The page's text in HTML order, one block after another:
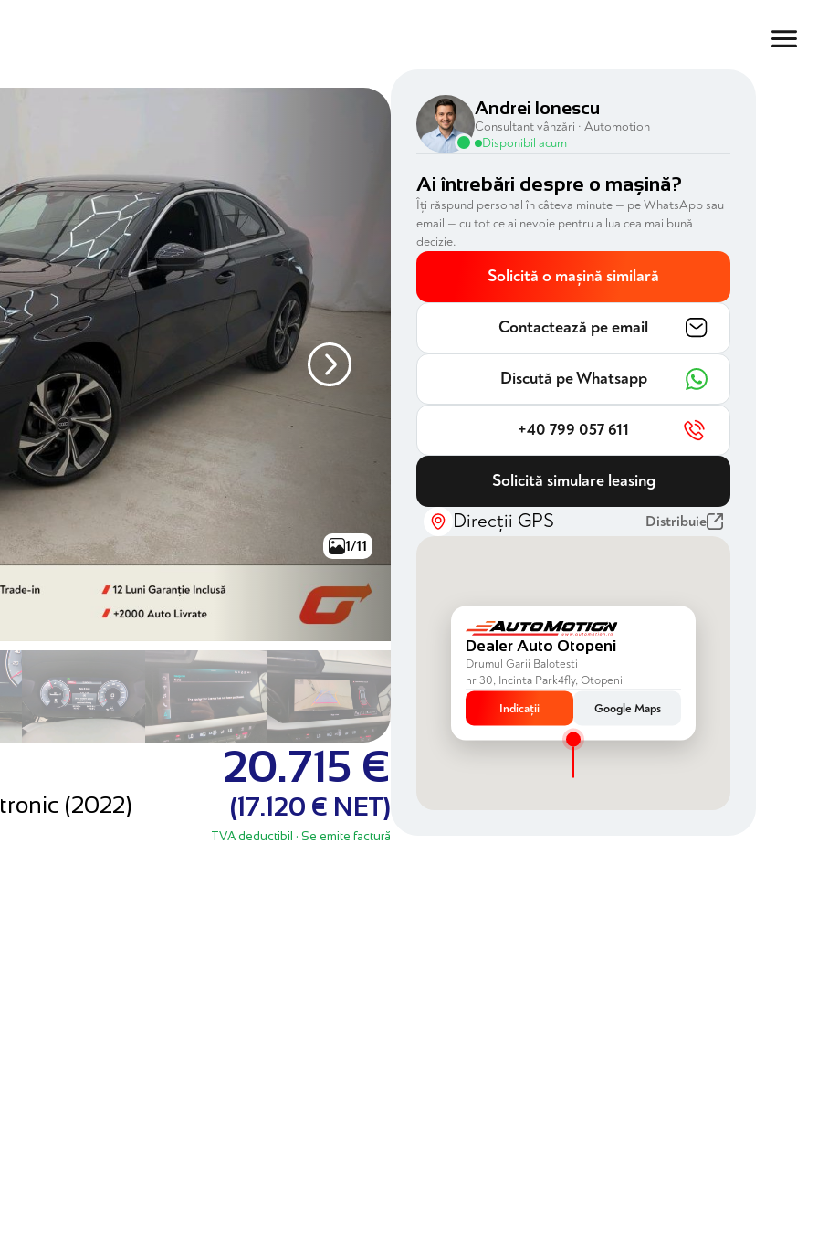
1/11
(2022)
20.715 €
(17.120 € NET)
TVA deductibil · Se emite factură
Andrei Ionescu
Consultant vânzări · Automotion
Disponibil acum
Ai întrebări despre o mașină?
Îți răspund personal în câteva minute — pe WhatsApp sau
email — cu tot ce ai nevoie pentru a lua cea mai bună
decizie.
Solicită o mașină similară
Contactează pe email
Discută pe Whatsapp
+40 799 057 611
Solicită simulare leasing
Direcții GPS Distribuie
Dealer Auto Otopeni
Drumul Garii Balotesti
nr 30, Incinta Park4fly, Otopeni
Indicații
Google Maps